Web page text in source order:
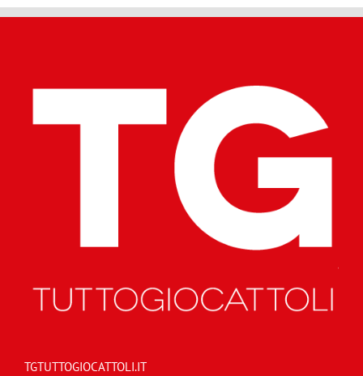
TGTUTTOGIOCATTOLI.IT